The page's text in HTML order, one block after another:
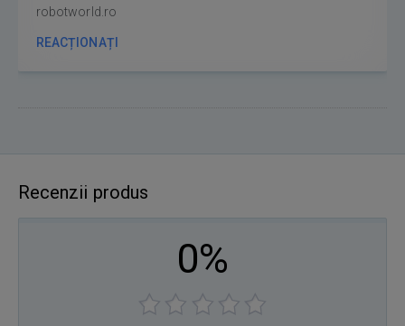
robotworld.ro
REACȚIONAȚI
Recenzii produs
0%